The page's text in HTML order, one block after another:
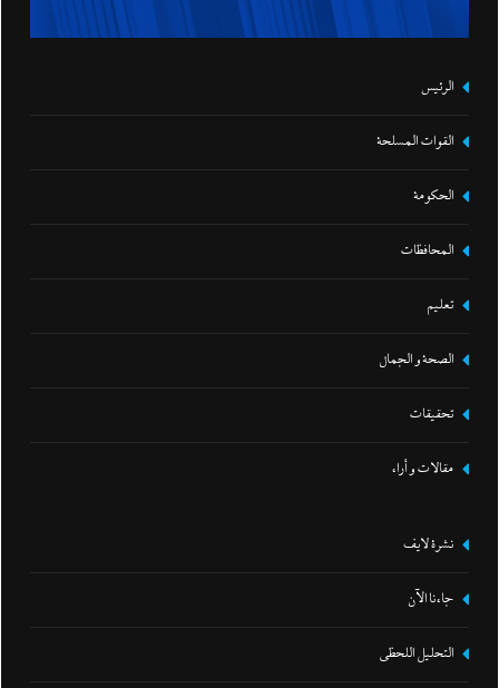
الرئيس
القوات المسلحة
الحكومة
المحافظات
تعليم
الصحة و الجمال
تحقيقات
مقالات و أراء
نشرة لايف
جاءنا الآن
التحليل اللحظي